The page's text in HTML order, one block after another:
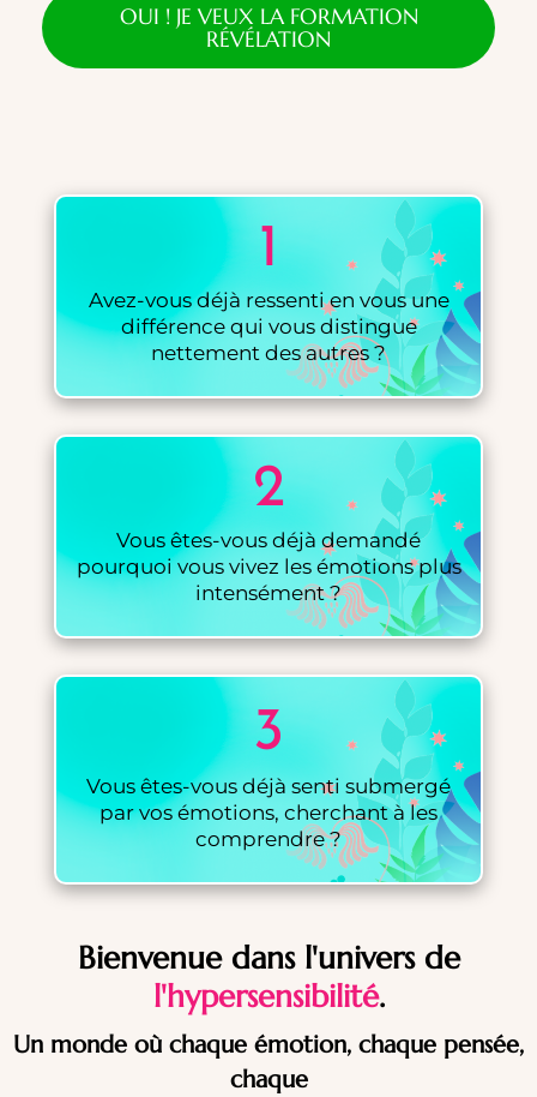
OUI ! JE VEUX LA FORMATION
RÉVÉLATION
1
Avez-vous déjà ressenti en vous une
différence qui vous distingue
nettement des autres ?
2
Vous êtes-vous déjà demandé
pourquoi vous vivez les émotions plus
intensément ?
3
Vous êtes-vous déjà senti submergé
par vos émotions, cherchant à les
comprendre ?
Bienvenue dans l'univers de
l'hypersensibilité.
Un monde où chaque émotion, chaque pensée,
chaque